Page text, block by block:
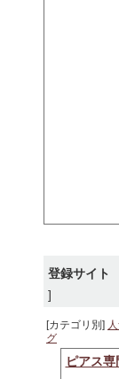
登録サイト
]
[カテゴリ別]
グ
ピアス